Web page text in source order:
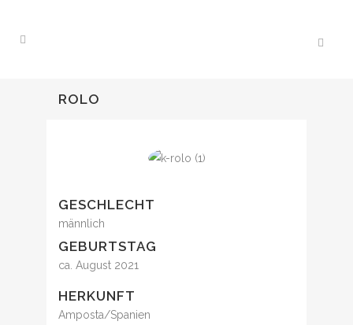
ROLO
GESCHLECHT
männlich
GEBURTSTAG
ca. August 2021
HERKUNFT
Amposta/Spanien